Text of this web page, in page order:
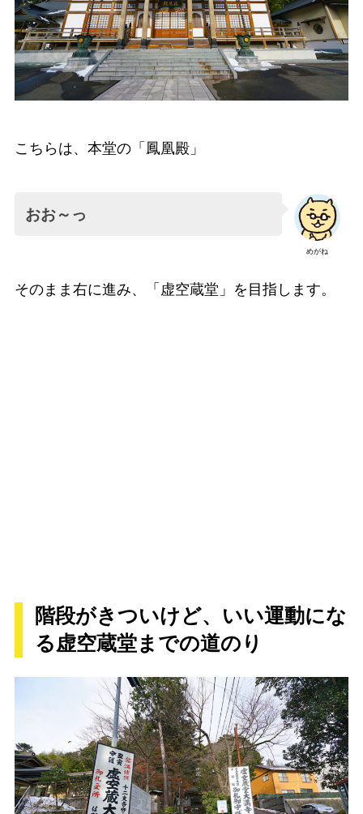
こちらは、本堂の「鳳凰殿」
めがね
おお～っ
そのまま右に進み、「虚空蔵堂」を目指します。
階段がきついけど、いい運動にな
る虚空蔵堂までの道のり